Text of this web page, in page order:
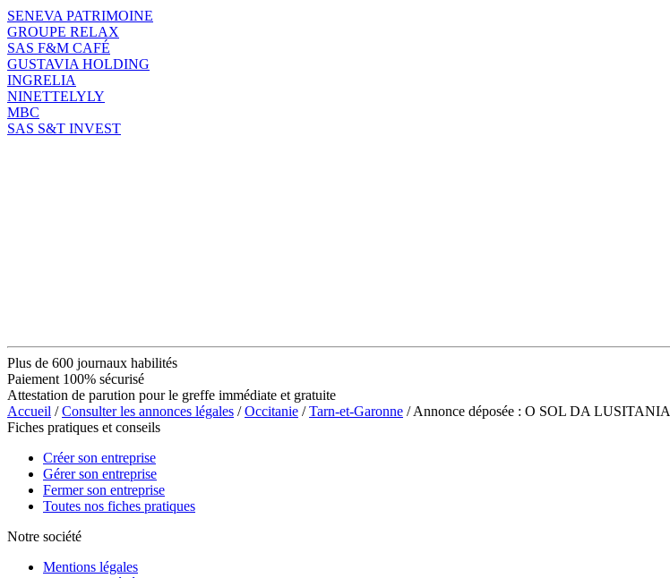
SENEVA PATRIMOINE
GROUPE RELAX
SAS F&M CAFÉ
GUSTAVIA HOLDING
INGRELIA
NINETTELYLY
MBC
SAS S&T INVEST
Plus de 600 journaux habilités
Paiement 100% sécurisé
Attestation de parution pour le greffe immédiate et gratuite
Accueil /Consulter les annonces légales /Occitanie /Tarn-et-Garonne / Annonce déposée : O SOL DA LUSITANIA
Fiches pratiques et conseils
Créer son entreprise
Gérer son entreprise
Fermer son entreprise
Toutes nos fiches pratiques
Notre société
Mentions légales